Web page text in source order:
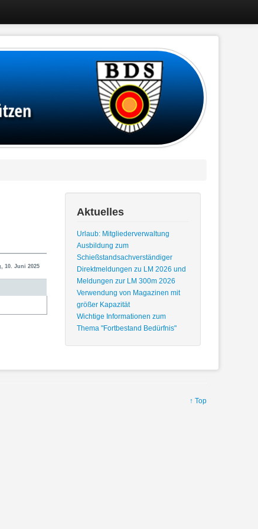
10. Juni 2025
Aktuelles
Urlaub: Mitgliederverwaltung
Ausbildung zum
Schießstandsachverständiger
Direktmeldungen zu LM 2026 und
Meldungen zur LM 300m 2026
Verwendung von Magazinen mit
größer Kapazität
Wichtige Informationen zum
Thema "Fortbestand Bedürfnis"
↑ Top